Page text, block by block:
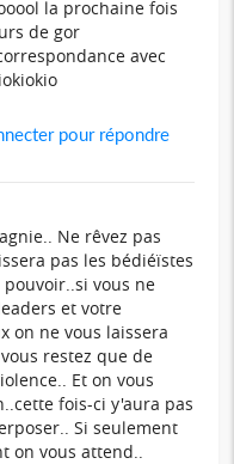
la prochaine fois
de gor
avec
pour répondre
Ne rêvez pas
pas les bédiéïstes
vous ne
et votre
on ne vous laissera
restez que de
Et on vous
fois-ci y'aura pas
Si seulement
on vous attend..